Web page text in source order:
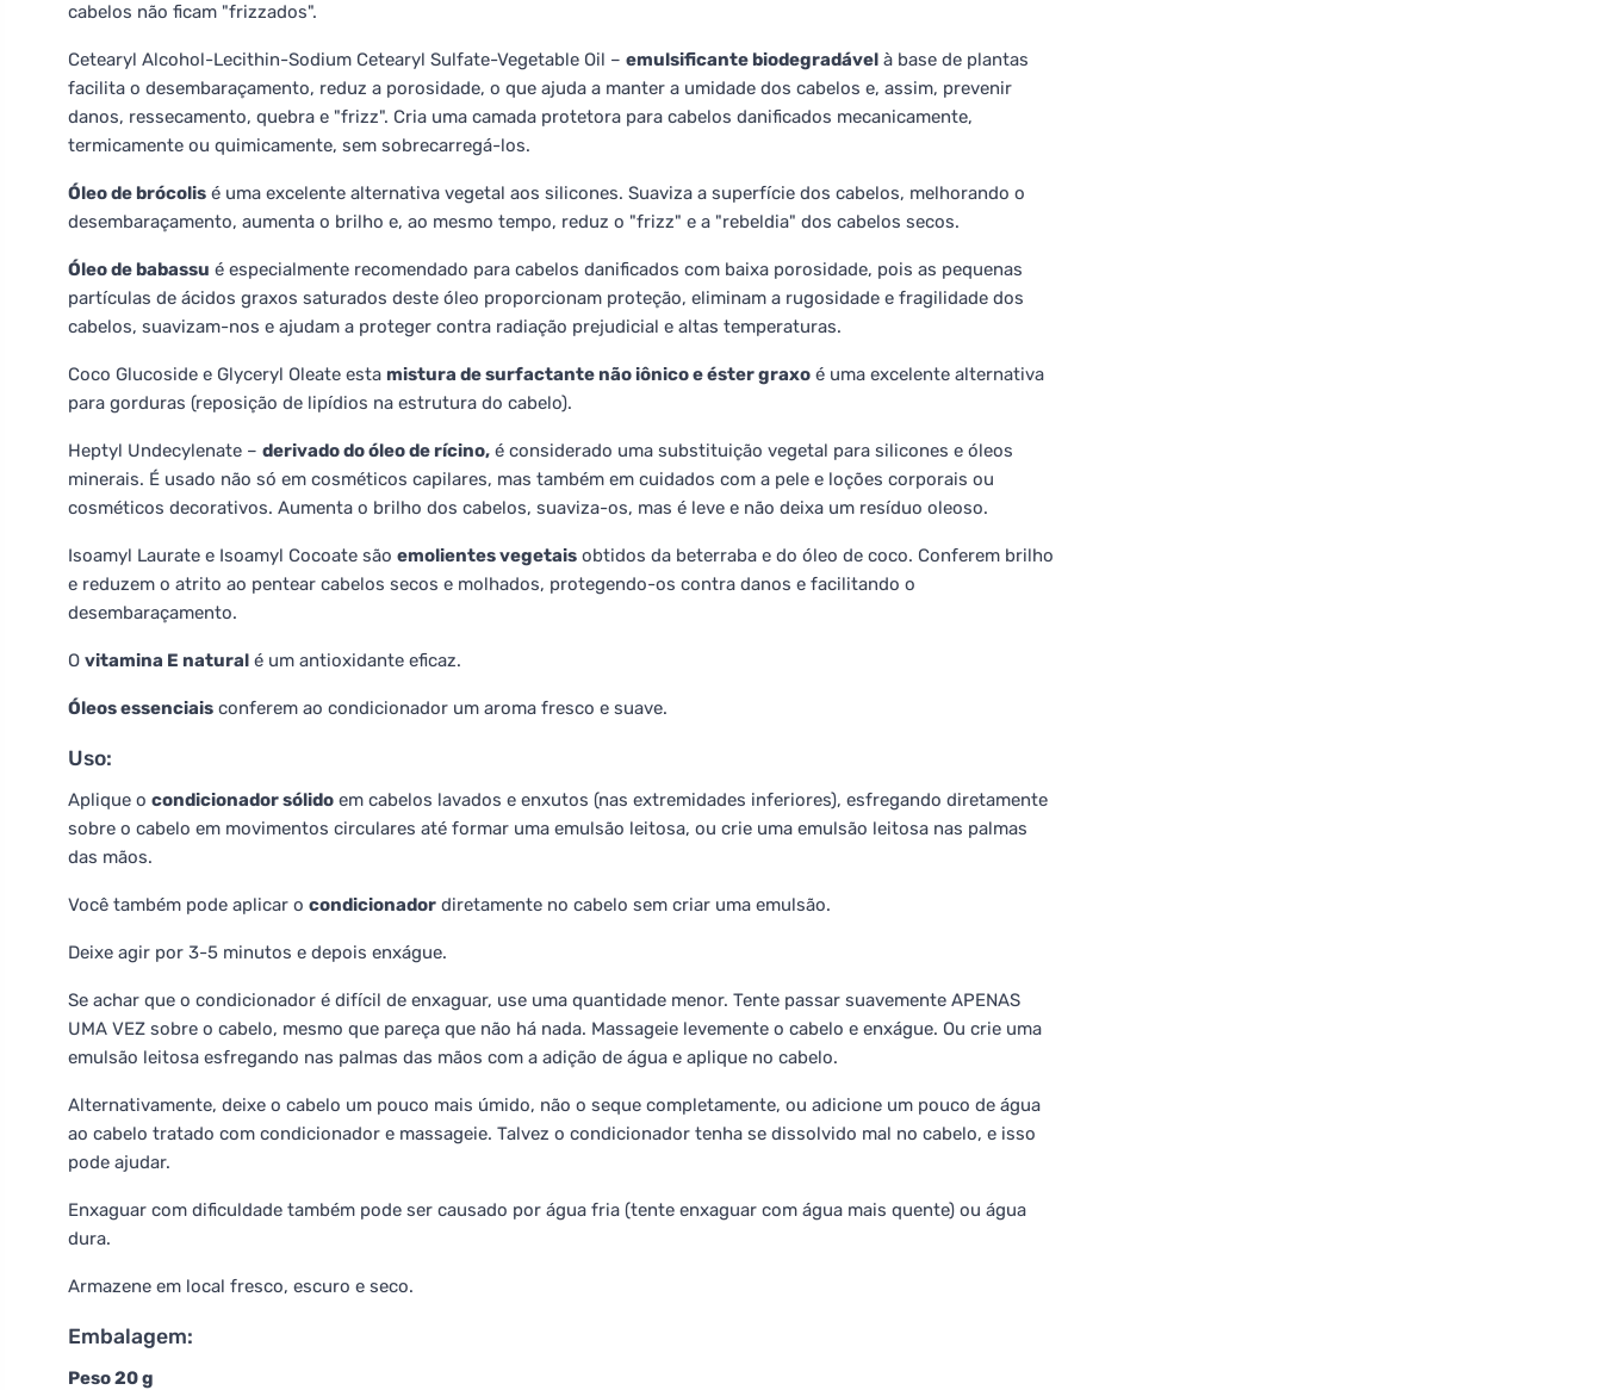
cabelos não ficam "frizzados".
Cetearyl Alcohol-Lecithin-Sodium Cetearyl Sulfate-Vegetable Oil – emulsificante biodegradável à base de plantas
facilita o desembaraçamento, reduz a porosidade, o que ajuda a manter a umidade dos cabelos e, assim, prevenir
danos, ressecamento, quebra e "frizz". Cria uma camada protetora para cabelos danificados mecanicamente,
termicamente ou quimicamente, sem sobrecarregá-los.
Óleo de brócolis é uma excelente alternativa vegetal aos silicones. Suaviza a superfície dos cabelos, melhorando o
desembaraçamento, aumenta o brilho e, ao mesmo tempo, reduz o "frizz" e a "rebeldia" dos cabelos secos.
Óleo de babassu é especialmente recomendado para cabelos danificados com baixa porosidade, pois as pequenas
partículas de ácidos graxos saturados deste óleo proporcionam proteção, eliminam a rugosidade e fragilidade dos
cabelos, suavizam-nos e ajudam a proteger contra radiação prejudicial e altas temperaturas.
Coco Glucoside e Glyceryl Oleate esta mistura de surfactante não iônico e éster graxo é uma excelente alternativa
para gorduras (reposição de lipídios na estrutura do cabelo).
Heptyl Undecylenate – derivado do óleo de rícino, é considerado uma substituição vegetal para silicones e óleos
minerais. É usado não só em cosméticos capilares, mas também em cuidados com a pele e loções corporais ou
cosméticos decorativos. Aumenta o brilho dos cabelos, suaviza-os, mas é leve e não deixa um resíduo oleoso.
Isoamyl Laurate e Isoamyl Cocoate são emolientes vegetais obtidos da beterraba e do óleo de coco. Conferem brilho
e reduzem o atrito ao pentear cabelos secos e molhados, protegendo-os contra danos e facilitando o
desembaraçamento.
O vitamina E natural é um antioxidante eficaz.
Óleos essenciais conferem ao condicionador um aroma fresco e suave.
Uso:
Aplique o condicionador sólido em cabelos lavados e enxutos (nas extremidades inferiores), esfregando diretamente
sobre o cabelo em movimentos circulares até formar uma emulsão leitosa, ou crie uma emulsão leitosa nas palmas
das mãos.
Você também pode aplicar o condicionador diretamente no cabelo sem criar uma emulsão.
Deixe agir por 3-5 minutos e depois enxágue.
Se achar que o condicionador é difícil de enxaguar, use uma quantidade menor. Tente passar suavemente APENAS
UMA VEZ sobre o cabelo, mesmo que pareça que não há nada. Massageie levemente o cabelo e enxágue. Ou crie uma
emulsão leitosa esfregando nas palmas das mãos com a adição de água e aplique no cabelo.
Alternativamente, deixe o cabelo um pouco mais úmido, não o seque completamente, ou adicione um pouco de água
ao cabelo tratado com condicionador e massageie. Talvez o condicionador tenha se dissolvido mal no cabelo, e isso
pode ajudar.
Enxaguar com dificuldade também pode ser causado por água fria (tente enxaguar com água mais quente) ou água
dura.
Armazene em local fresco, escuro e seco.
Embalagem:
Peso 20 g